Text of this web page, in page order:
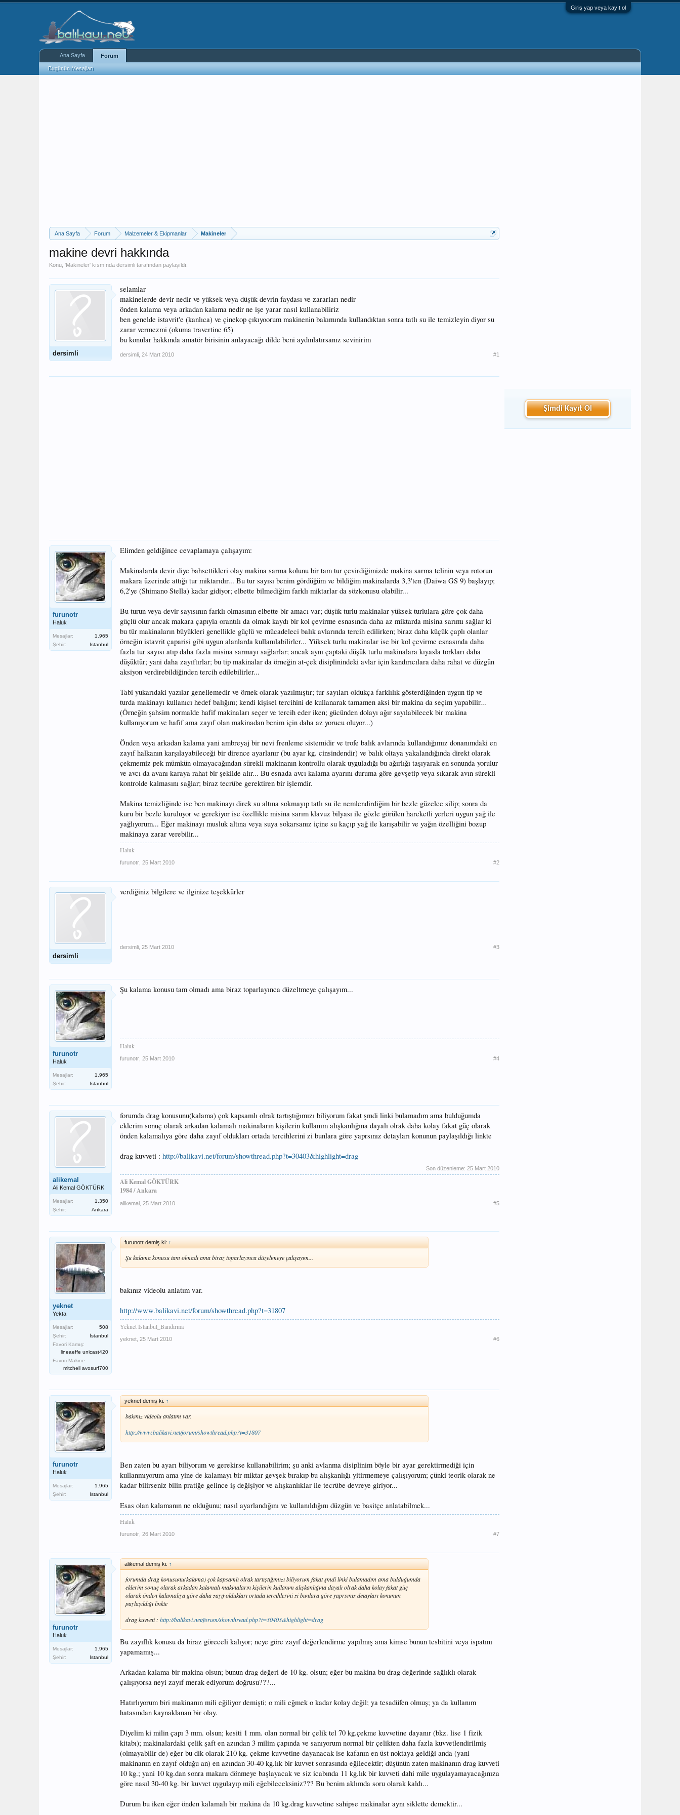
Giriş yap veya kayıt ol
Ana Sayfa Forum Malzemeler & Ekipmanlar Makineler
makine devri hakkında
Konu, 'Makineler' kısmında dersimli tarafından paylaşıldı.
dersimli
selamlar
makinelerde devir nedir ve yüksek veya düşük devrin faydası ve zararları nedir
önden kalama veya arkadan kalama nedir ne işe yarar nasıl kullanabiliriz
ben genelde istavrit'e (kanlıca) ve çinekop çıkıyoorum makinenin bakımında kullandıktan sonra tatlı su ile temizleyin diyor su
zarar vermezmi (okuma travertine 65)
bu konular hakkında amatör birisinin anlayacağı dilde beni aydınlatırsanız sevinirim
dersimli 24 Mart 2010 #1
furunotr
Haluk
Mesajlar:
1.965
Şehir:
Istanbul
Elimden geldiğince cevaplamaya çalışayım:
Makinalarda devir diye bahsettikleri olay makina sarma kolunu bir tam tur çevirdiğimizde makina sarma telinin veya rotorun
makara üzerinde attığı tur miktarıdır... Bu tur sayısı benim gördüğüm ve bildiğim makinalarda 3,3'ten (Daiwa GS 9) başlayıp;
6,2'ye (Shimano Stella) kadar gidiyor; elbette bilmediğim farklı miktarlar da sözkonusu olabilir...
Bu turun veya devir sayısının farklı olmasının elbette bir amacı var; düşük turlu makinalar yüksek turlulara göre çok daha
güçlü olur ancak makara çapıyla orantılı da olmak kaydı bir kol çevirme esnasında daha az miktarda misina sarımı sağlar ki
bu tür makinaların büyükleri genellikle güçlü ve mücadeleci balık avlarında tercih edilirken; biraz daha küçük çaplı olanlar
örneğin istavrit çaparisi gibi uygun alanlarda kullanılabilirler... Yüksek turlu makinalar ise bir kol çevirme esnasında daha
fazla tur sayısı atıp daha fazla misina sarmayı sağlarlar; ancak aynı çaptaki düşük turlu makinalara kıyasla torkları daha
düşüktür; yani daha zayıftırlar; bu tip makinalar da örneğin at-çek disiplinindeki avlar için kandırıcılara daha rahat ve düzgün
aksiyon verdirebildiğinden tercih edilebilirler...
Tabi yukarıdaki yazılar genellemedir ve örnek olarak yazılmıştır; tur sayıları oldukça farklılık gösterdiğinden uygun tip ve
turda makinayı kullanıcı hedef balığını; kendi kişisel tercihini de kullanarak tamamen aksi bir makina da seçim yapabilir...
(Örneğin şahsim normalde hafif makinaları seçer ve tercih eder iken; gücünden dolayı ağır sayılabilecek bir makina
kullanıyorum ve hafif ama zayıf olan makinadan benim için daha az yorucu oluyor...)
Önden veya arkadan kalama yani ambreyaj bir nevi frenleme sistemidir ve trofe balık avlarında kullandığımız donanımdaki en
zayıf halkanın karşılayabileceği bir dirence ayarlanır (bu ayar kg. cinsindendir) ve balık oltaya yakalandığında direkt olarak
çekmemiz pek mümkün olmayacağından sürekli makinanın kontrollu olarak uyguladığı bu ağırlığı taşıyarak en sonunda yorulur
ve avcı da avanı karaya rahat bir şekilde alır... Bu esnada avcı kalama ayarını duruma göre gevşetip veya sıkarak avın sürekli
kontrolde kalmasını sağlar; biraz tecrübe gerektiren bir işlemdir.
Makina temizliğinde ise ben makinayı direk su altına sokmayıp tatlı su ile nemlendirdiğim bir bezle güzelce silip; sonra da
kuru bir bezle kuruluyor ve gerekiyor ise özellikle misina sarım klavuz bilyası ile gözle görülen hareketli yerleri uygun yağ ile
yağlıyorum... Eğer makinayı musluk altına veya suya sokarsanız içine su kaçıp yağ ile karışabilir ve yağın özelliğini bozup
makinaya zarar verebilir...
Haluk
furunotr 25 Mart 2010 #2
dersimli
verdiğiniz bilgilere ve ilginize teşekkürler
dersimli 25 Mart 2010 #3
furunotr
Haluk
Mesajlar:
1.965
Şehir:
Istanbul
Şu kalama konusu tam olmadı ama biraz toparlayınca düzeltmeye çalışayım...
Haluk
furunotr 25 Mart 2010 #4
alikemal
Ali Kemal GÖKTÜRK
Mesajlar:
1.350
Şehir:
Ankara
forumda drag konusunu(kalama) çok kapsamlı olrak tartıştığımızı biliyorum fakat şmdi linki bulamadım ama bulduğumda
eklerim sonuç olarak arkadan kalamalı makinaların kişilerin kullanım alışkanlığına dayalı olrak daha kolay fakat güç olarak
önden kalamalıya göre daha zayıf oldukları ortada tercihlerini zi bunlara göre yaprsınız detayları konunun paylaşıldığı linkte
drag kuvveti : http://balikavi.net/forum/showthread.php?t=30403&highlight=drag
Son düzenleme: 25 Mart 2010
Ali Kemal GÖKTÜRK
1984 / Ankara
alikemal 25 Mart 2010 #5
yeknet
Yekta
Mesajlar:
508
Şehir:
İstanbul
Favori Kamış:
lineaeffe unicast420
Favori Makine:
mitchell avosurf700
furunotr demiş ki: ↑
Şu kalama konusu tam olmadı ama biraz toparlayınca düzeltmeye çalışayım...
bakınız videolu anlatım var.
http://www.balikavi.net/forum/showthread.php?t=31807
Yeknet İstanbul_Bandırma
yeknet 25 Mart 2010 #6
furunotr
Haluk
Mesajlar:
1.965
Şehir:
Istanbul
yeknet demiş ki: ↑
bakınız videolu anlatım var.
http://www.balikavi.net/forum/showthread.php?t=31807
Ben zaten bu ayarı biliyorum ve gerekirse kullanabilirim; şu anki avlanma disiplinim böyle bir ayar gerektirmediği için
kullanmıyorum ama yine de kalamayı bir miktar gevşek bırakıp bu alışkanlığı yitirmemeye çalışıyorum; çünki teorik olarak ne
kadar bilirseniz bilin pratiğe gelince iş değişiyor ve alışkanlıklar ile tecrübe devreye giriyor...
Esas olan kalamanın ne olduğunu; nasıl ayarlandığını ve kullanıldığını düzgün ve basitçe anlatabilmek...
Haluk
furunotr 26 Mart 2010 #7
furunotr
Haluk
Mesajlar:
1.965
Şehir:
Istanbul
alikemal demiş ki: ↑
forumda drag konusunu(kalama) çok kapsamlı olrak tartıştığımızı biliyorum fakat şmdi linki bulamadım ama bulduğumda
eklerim sonuç olarak arkadan kalamalı makinaların kişilerin kullanım alışkanlığına dayalı olrak daha kolay fakat güç
olarak önden kalamalıya göre daha zayıf oldukları ortada tercihlerini zi bunlara göre yaprsınız detayları konunun
paylaşıldığı linkte
drag kuvveti : http://balikavi.net/forum/showthread.php?t=30403&highlight=drag
Bu zayıflık konusu da biraz göreceli kalıyor; neye göre zayıf değerlendirme yapılmış ama kimse bunun tesbitini veya ispatını
yapamamış...
Arkadan kalama bir makina olsun; bunun drag değeri de 10 kg. olsun; eğer bu makina bu drag değerinde sağlıklı olarak
çalışıyorsa neyi zayıf merak ediyorum doğrusu???...
Hatırlıyorum biri makinanın mili eğiliyor demişti; o mili eğmek o kadar kolay değil; ya tesadüfen olmuş; ya da kullanım
hatasından kaynaklanan bir olay.
Diyelim ki milin çapı 3 mm. olsun; kesiti 1 mm. olan normal bir çelik tel 70 kg.çekme kuvvetine dayanır (bkz. lise 1 fizik
kitabı); makinalardaki çelik şaft en azından 3 milim çapında ve sanıyorum normal bir çelikten daha fazla kuvvetlendirilmiş
(olmayabilir de) eğer bu dik olarak 210 kg. çekme kuvvetine dayanacak ise kafanın en üst noktaya geldiği anda (yani
makinanın en zayıf olduğu an) en azından 30-40 kg.lık bir kuvvet sonrasında eğilecektir; düşünün zaten makinanın drag kuvveti
10 kg.; yani 10 kg.dan sonra makara dönmeye başlayacak ve siz icabında 11 kg.lık bir kuvveti dahi mile uygulayamayacağınıza
göre nasıl 30-40 kg. bir kuvvet uygulayıp mili eğebileceksiniz??? Bu benim aklımda soru olarak kaldı...
Durum bu iken eğer önden kalamalı bir makina da 10 kg.drag kuvvetine sahipse makinalar aynı siklette demektir...
Şimdi Kayıt Ol
Ana Sayfa Forum
Bugünün Mesajları